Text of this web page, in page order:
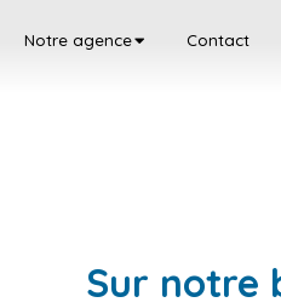
Notre agence Contact
Sur notre